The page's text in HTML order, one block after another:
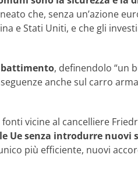
che, senza un’azione
e Stati Uniti, e che gli
, definendolo “un
anche sul carro
fonti vicine al cancelliere
Ue senza introdurre nuovi
più efficiente, nuovi